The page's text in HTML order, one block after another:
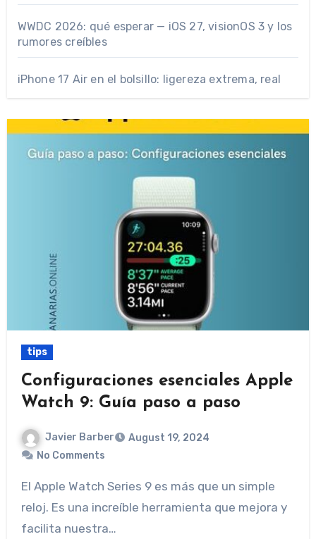
WWDC 2026: qué esperar — iOS 27, visionOS 3 y los
rumores creíbles
iPhone 17 Air en el bolsillo: ligereza extrema, real
tips
Configuraciones esenciales Apple
Watch 9: Guía paso a paso
Javier Barber
August 19, 2024
No Comments
El Apple Watch Series 9 es más que un simple
reloj. Es una increíble herramienta que mejora y
facilita nuestra…